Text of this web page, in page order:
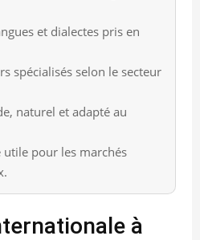
et dialectes pris en
spécialisés selon le secteur
naturel et adapté au
utile pour les marchés
à